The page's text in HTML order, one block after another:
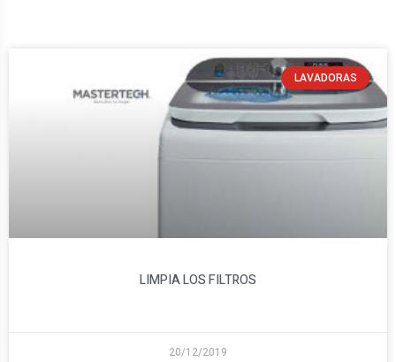
LAVADORAS
LIMPIA LOS FILTROS
20/12/2019